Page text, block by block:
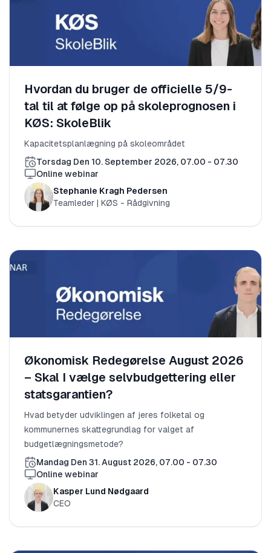
Hvordan du bruger de officielle 5/9-
tal til at følge op på skoleprognosen i
KØS: SkoleBlik
Kapacitetsplanlægning på skoleområdet
Torsdag Den 10. September 2026, 07.00 - 07.30
Online webinar
Stephanie Kragh Pedersen
Teamleder | KØS - Rådgivning
Økonomisk Redegørelse August 2026
– Skal I vælge selvbudgettering eller
statsgarantien?
Hvad betyder udviklingen af jeres folketal og
kommunernes skattegrundlag for valget af
budgetlægningsmetode?
Mandag Den 31. August 2026, 07.00 - 07.30
Online webinar
Kasper Lund Nødgaard
CEO